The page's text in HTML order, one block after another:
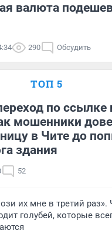
валюта
290 Обсудить
ТОП 5
по ссылке
мошенники
в Чите до
здания
52
их мне в третий раз».
голубей, которые